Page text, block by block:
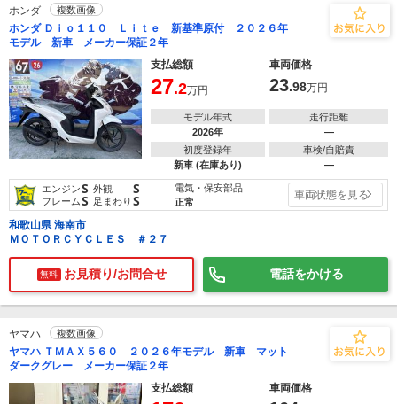
ホンダ 複数画像
ホンダ Ｄｉｏ１１０ Ｌｉｔｅ 新基準原付 ２０２６年
モデル 新車 メーカー保証２年
支払総額
車両価格
27.2万円 23.98万円
モデル年式
2026年
走行距離
―
初度登録年
新車 (在庫あり)
車検/自賠責
―
エンジンS 外観 S
フレームS 足まわり S
電気・保安部品
正常
車両状態を見る
和歌山県 海南市
ＭＯＴＯＲＣＹＣＬＥＳ ＃２７
無料 お見積り/お問合せ 電話をかける
ヤマハ 複数画像
ヤマハ ＴＭＡＸ５６０ ２０２６年モデル 新車 マット
ダークグレー メーカー保証２年
支払総額
車両価格